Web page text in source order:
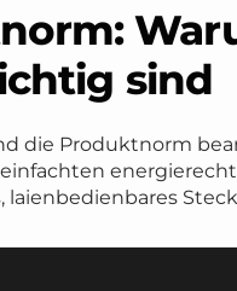
sind
die Produktnorm